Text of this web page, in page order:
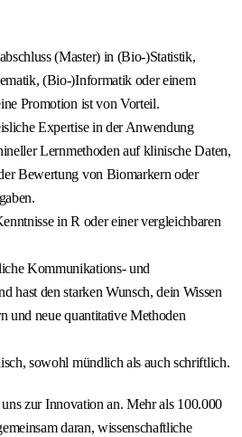
(Master) in (Bio-)Statistik,
(Bio-)Informatik oder einem
Promotion ist von Vorteil.
Expertise in der Anwendung
Lernmethoden auf klinische Daten,
Bewertung von Biomarkern oder
in R oder einer vergleichbaren
Kommunikations- und
hast den starken Wunsch, dein Wissen
und neue quantitative Methoden
sowohl mündlich als auch schriftlich.
zur Innovation an. Mehr als 100.000
daran, wissenschaftliche